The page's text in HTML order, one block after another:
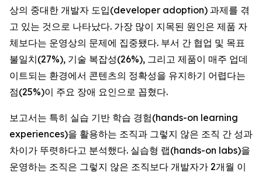
상의 중대한 개발자 도입(developer adoption) 과제를 겪
고 있는 것으로 나타났다. 가장 많이 지목된 원인은 제품 자
체보다는 운영상의 문제에 집중됐다. 부서 간 협업 및 목표
불일치(27%), 기술 복잡성(26%), 그리고 제품이 매주 업데
이트되는 환경에서 콘텐츠의 정확성을 유지하기 어렵다는
점(25%)이 주요 장애 요인으로 꼽혔다.
보고서는 특히 실습 기반 학습 경험(hands-on learning
experiences)을 활용하는 조직과 그렇지 않은 조직 간 성과
차이가 뚜렷하다고 분석했다. 실습형 랩(hands-on labs)을
운영하는 조직은 그렇지 않은 조직보다 개발자가 2개월 이